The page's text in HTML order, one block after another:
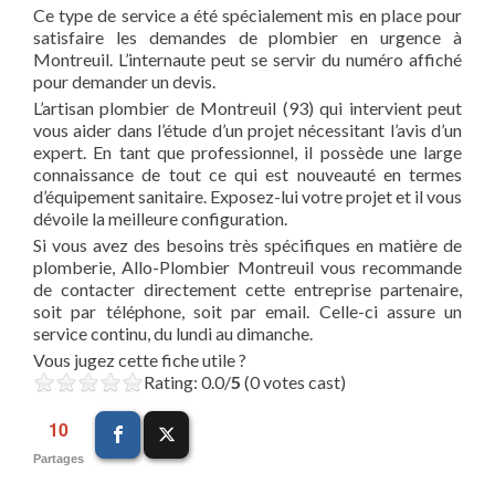
Ce type de service a été spécialement mis en place pour
satisfaire les demandes de plombier en urgence à
Montreuil. L’internaute peut se servir du numéro affiché
pour demander un devis.
L’artisan plombier de Montreuil (93) qui intervient peut
vous aider dans l’étude d’un projet nécessitant l’avis d’un
expert. En tant que professionnel, il possède une large
connaissance de tout ce qui est nouveauté en termes
d’équipement sanitaire. Exposez-lui votre projet et il vous
dévoile la meilleure configuration.
Si vous avez des besoins très spécifiques en matière de
plomberie, Allo-Plombier Montreuil vous recommande
de contacter directement cette entreprise partenaire,
soit par téléphone, soit par email. Celle-ci assure un
service continu, du lundi au dimanche.
Vous jugez cette fiche utile ?
Rating: 0.0/5 (0 votes cast)
10
Partages